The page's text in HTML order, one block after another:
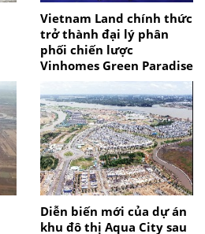
Vietnam Land chính thức
trở thành đại lý phân
phối chiến lược
Vinhomes Green Paradise
Diễn biến mới của dự án
khu đô thị Aqua City sau